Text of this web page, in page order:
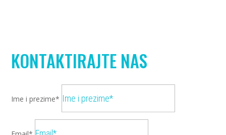
KONTAKTIRAJTE NAS
Ime i prezime*